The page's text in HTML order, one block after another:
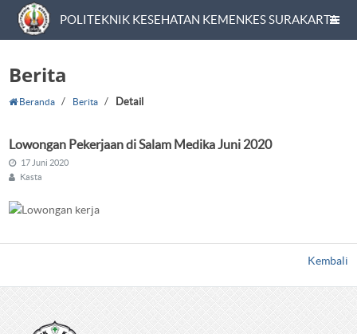
POLITEKNIK KESEHATAN KEMENKES SURAKARTA
Berita
Beranda / Berita / Detail
Lowongan Pekerjaan di Salam Medika Juni 2020
17 Juni 2020
Kasta
Kembali